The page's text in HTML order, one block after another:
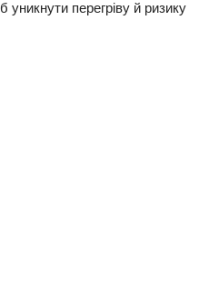
уникнути перегріву й ризику